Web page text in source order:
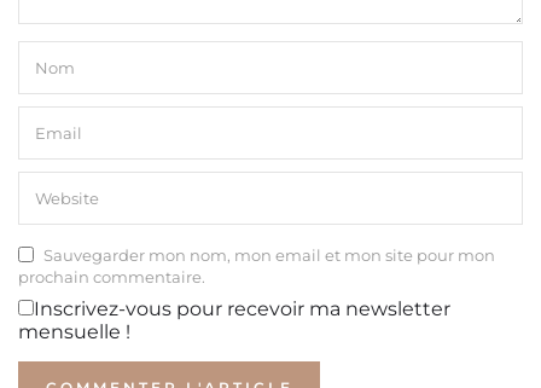
Sauvegarder mon nom, mon email et mon site pour mon
prochain commentaire.
Inscrivez-vous pour recevoir ma newsletter
mensuelle !